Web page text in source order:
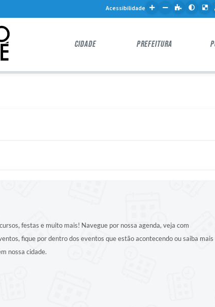
Acessibilidade
CIDADE PREFEITURA
festas e muito mais! Navegue por nossa agenda, veja com
fique por dentro dos eventos que estão acontecendo ou saiba mais
nossa cidade.